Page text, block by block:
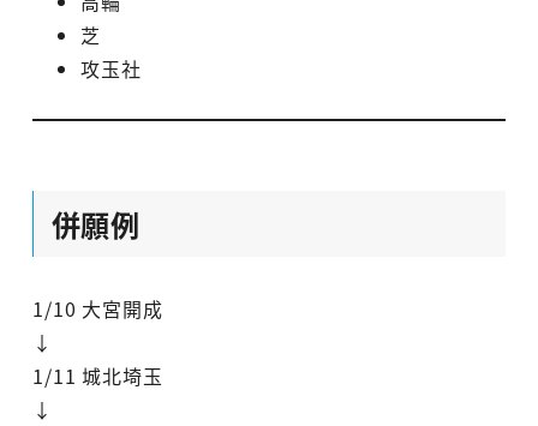
芝
攻玉社
併願例
1/10 大宮開成
↓
1/11 城北埼玉
↓